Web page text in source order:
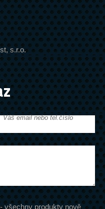
s.r.o.
Váš email nebo tel.číslo
- všechny produktynově